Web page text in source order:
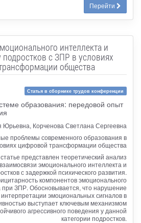
Перейти
интеллекта и
подростков с ЗПР в условиях
общества
Статья в сборнике трудов конференции
образования: передовой опыт
Юрьевна, Корченова Светлана Сергеевна
проблемы современного образования в
цифровой трансформации общества
представлен теоретический анализ
взаимосвязи эмоционального интеллекта и
с задержкой психического развития.
компонентов эмоционального
при ЗПР. Обосновывается, что нарушение
эмоциональных сигналов в
выступает ключевым механизмом
агрессивного поведения у данной
категории подростков.